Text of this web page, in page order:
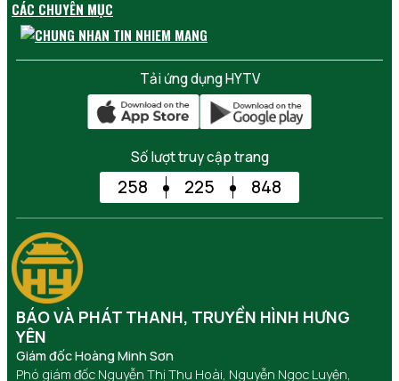
CÁC CHUYÊN MỤC
Tải ứng dụng HYTV
Số lượt truy cập trang
258 225 848
BÁO VÀ PHÁT THANH, TRUYỀN HÌNH HƯNG
YÊN
Giám đốc Hoàng Minh Sơn
Phó giám đốc Nguyễn Thị Thu Hoài, Nguyễn Ngọc Luyện,